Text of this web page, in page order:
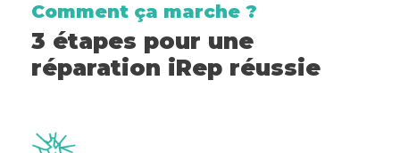
Comment ça marche ?
3 étapes pour une
réparation iRep réussie